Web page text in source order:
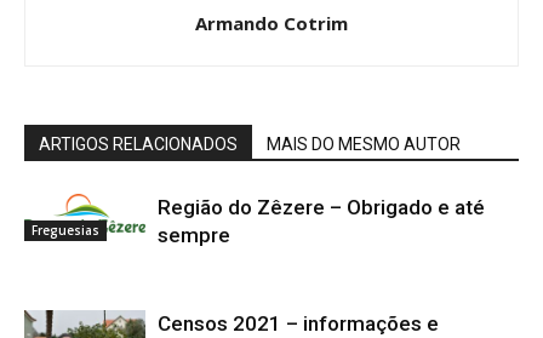
Armando Cotrim
ARTIGOS RELACIONADOS MAIS DO MESMO AUTOR
Freguesias
Região do Zêzere – Obrigado e até
sempre
Censos 2021 – informações e